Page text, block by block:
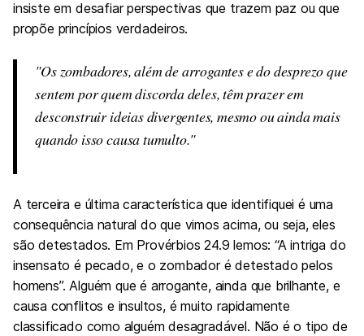
insiste em desafiar perspectivas que trazem paz ou que
propõe princípios verdadeiros.
Os zombadores, além de arrogantes e do desprezo que
sentem por quem discorda deles, têm prazer em
desconstruir ideias divergentes, mesmo ou ainda mais
quando isso causa tumulto.
A terceira e última característica que identifiquei é uma
consequência natural do que vimos acima, ou seja, eles
são detestados. Em Provérbios 24.9 lemos: “A intriga do
insensato é pecado, e o zombador é detestado pelos
homens”. Alguém que é arrogante, ainda que brilhante, e
causa conflitos e insultos, é muito rapidamente
classificado como alguém desagradável. Não é o tipo de